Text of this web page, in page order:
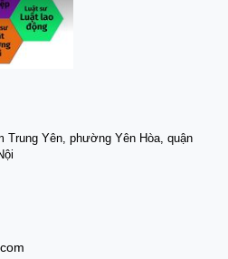
Trung Yên, phường Yên Hòa, quận